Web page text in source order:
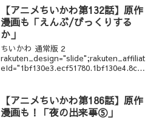
壮なちいかわの表情！ちいかわが食べら
れそうになる回です。
【アニメちいかわ第132話】原作
漫画も「えんぶ/びっくりする
か」
ちいかわ 通常版 2
rakuten_design="slide";rakuten_affiliat
eId="1bf130e3.ecf51780.1bf130e4.8ced
【アニメちいかわ第186話】原作
漫画も！「夜の出来事⑤」